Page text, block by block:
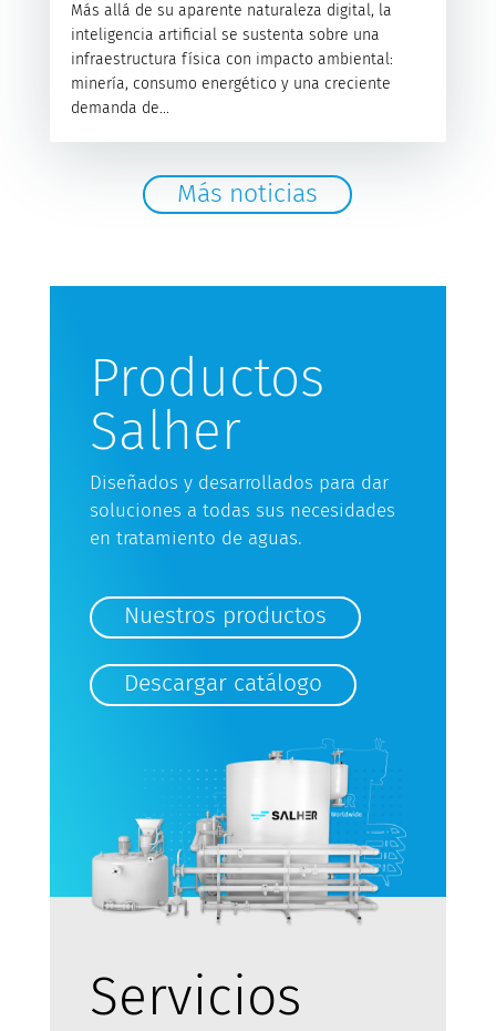
Más allá de su aparente naturaleza digital, la
inteligencia artificial se sustenta sobre una
infraestructura física con impacto ambiental:
minería, consumo energético y una creciente
demanda de...
Más noticias
Productos
Salher
Diseñados y desarrollados para dar
soluciones a todas sus necesidades
en tratamiento de aguas.
Nuestros productos
Descargar catálogo
Servicios